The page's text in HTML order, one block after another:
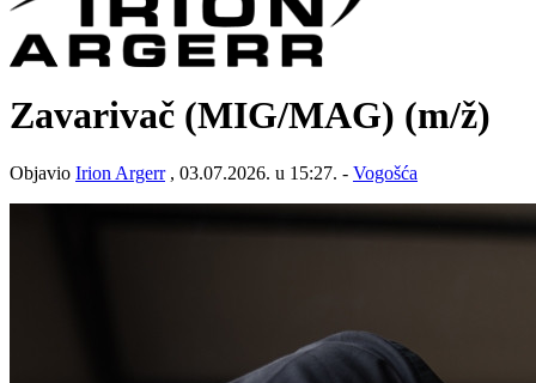
Zavarivač (MIG/MAG) (m/ž)
Objavio Irion Argerr, 03.07.2026. u 15:27. - Vogošća